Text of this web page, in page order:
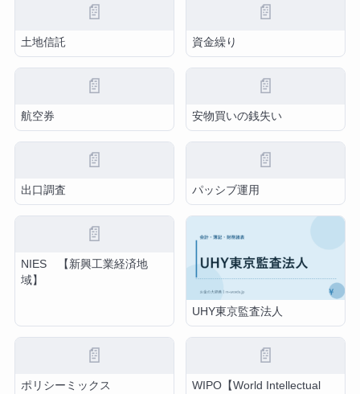
📄
土地信託
📄
資金繰り
📄
航空券
📄
安物買いの銭失い
📄
出口調査
📄
パッシブ運用
📄
NIES 【新興工業経済地
域】
UHY東京監査法人
📄
ポリシーミックス
📄
WIPO【World Intellectual